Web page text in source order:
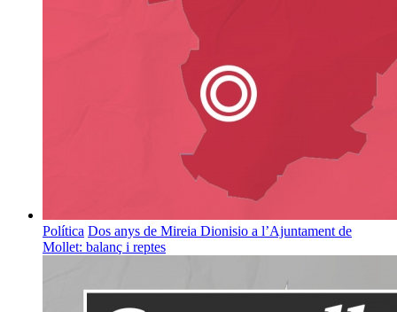
Política Dos anys de Mireia Dionisio a l’Ajuntament de
Mollet: balanç i reptes